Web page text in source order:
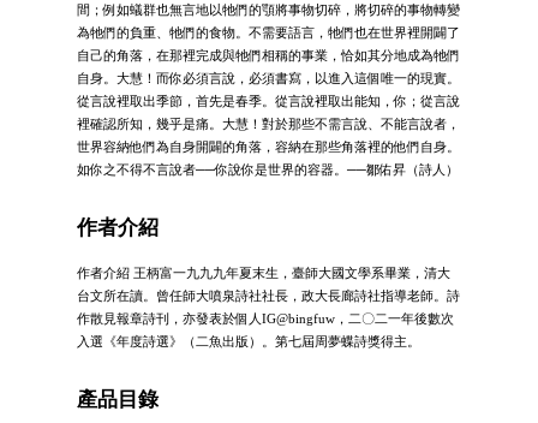
間；例如蟻群也無言地以牠們的顎將事物切碎，將切碎的事物轉變
為牠們的負重、牠們的食物。不需要語言，牠們也在世界裡開闢了
自己的角落，在那裡完成與牠們相稱的事業，恰如其分地成為牠們
自身。大慧！而你必須言說，必須書寫，以進入這個唯一的現實。
從言說裡取出季節，首先是春季。從言說裡取出能知，你；從言說
裡確認所知，幾乎是痛。大慧！對於那些不需言說、不能言說者，
世界容納他們為自身開闢的角落，容納在那些角落裡的他們自身。
如你之不得不言說者──你說你是世界的容器。──鄒佑昇（詩人）
作者介紹
作者介紹 王柄富一九九九年夏末生，臺師大國文學系畢業，清大
台文所在讀。曾任師大噴泉詩社社長，政大長廊詩社指導老師。詩
作散見報章詩刊，亦發表於個人IG@bingfuw，二〇二一年後數次
入選《年度詩選》（二魚出版）。第七屆周夢蝶詩獎得主。
產品目錄